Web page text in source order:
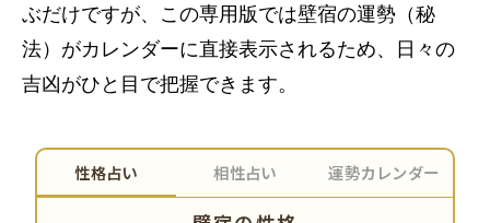
ぶだけですが、この専用版では壁宿の運勢（秘
法）がカレンダーに直接表示されるため、日々の
吉凶がひと目で把握できます。